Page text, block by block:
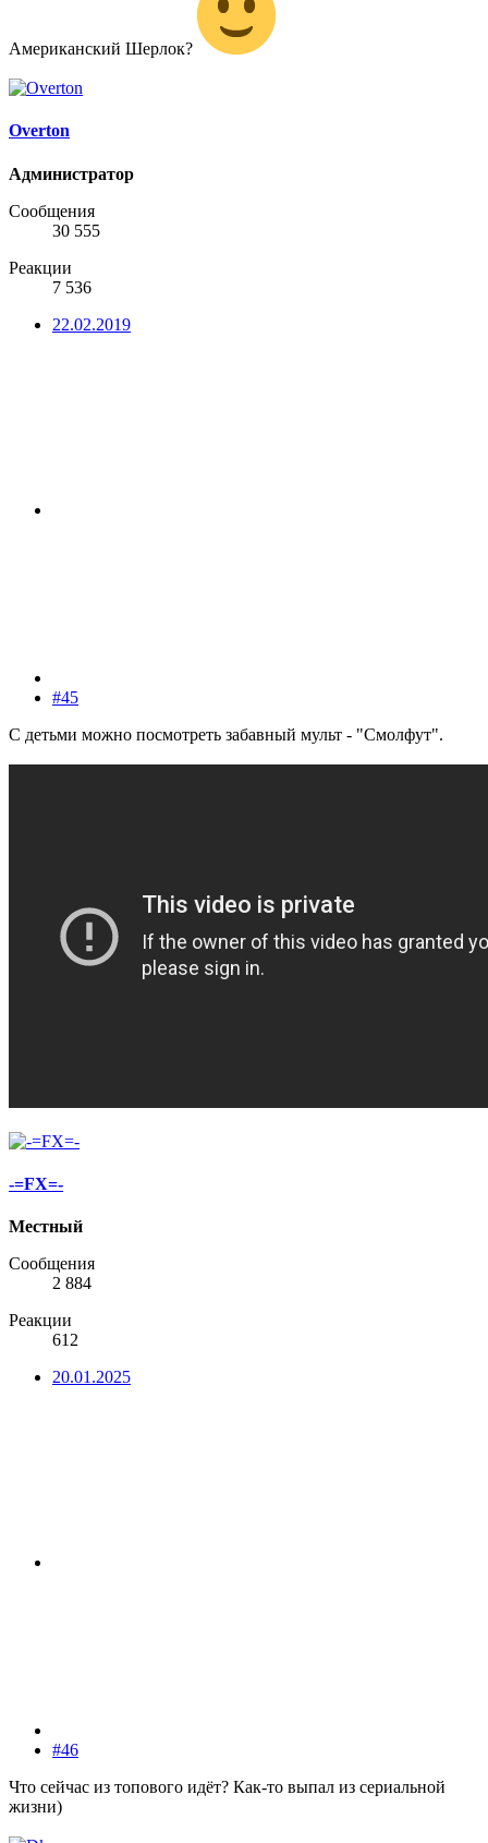
Американский Шерлок?
Overton
Администратор
Сообщения
30 555
Реакции
7 536
22.02.2019
#45
С детьми можно посмотреть забавный мульт - "Смолфут".
-=FX=-
Местный
Сообщения
2 884
Реакции
612
20.01.2025
#46
Что сейчас из топового идёт? Как-то выпал из сериальной
жизни)